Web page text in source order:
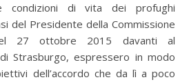
condizioni di vita dei profughi
del Presidente della Commissione
27 ottobre 2015 davanti al
Strasburgo, espressero in modo
dell’accordo che da lì a poco